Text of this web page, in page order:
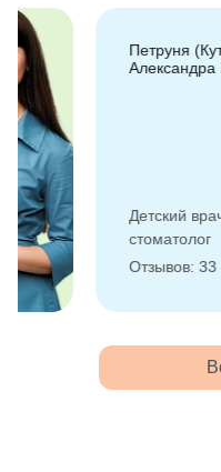
Петруня (Кутовая)
Александра Игоревна
Детский врач-
стоматолог
Отзывов: 33